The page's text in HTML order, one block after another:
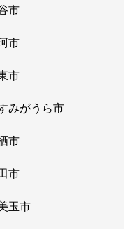
市
市
市
みがうら市
市
市
玉市